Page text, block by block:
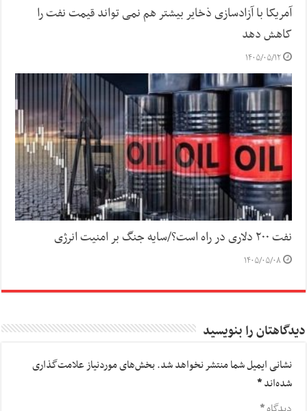
آمریکا با آزادسازی ذخایر بیشتر هم نمی تواند قیمت نفت را
کاهش دهد
۱۴۰۵/۰۵/۱۲
نفت ۲۰۰ دلاری در راه است؟/سایه جنگ بر امنیت انرژی
۱۴۰۵/۰۵/۰۸
دیدگاهتان را بنویسید
نشانی ایمیل شما منتشر نخواهد شد.بخش‌های موردنیاز علامت‌گذاری
شده‌اند*